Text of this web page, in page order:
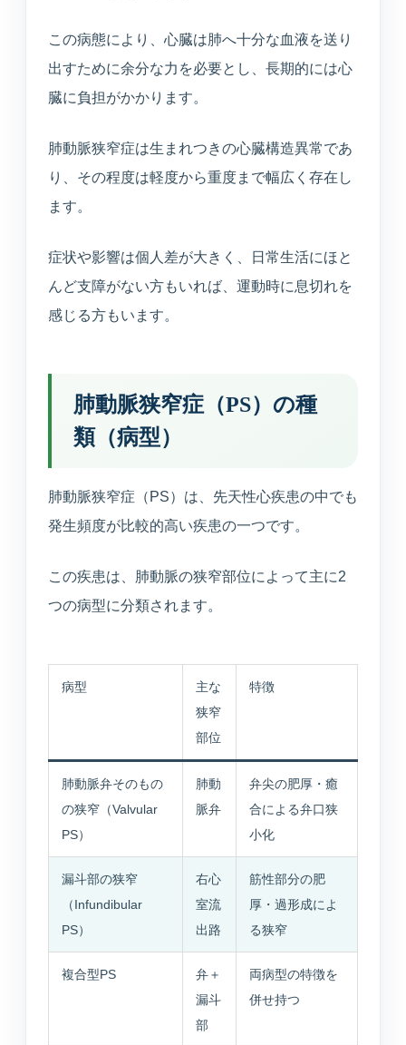
アンチエイジング
プラセンタや点滴療法など、健やかな加齢対策を支
健康診断
予防接種
けます。
連携医療機関
訪問診療・訪問看護
施設入居者中心・24時間365日を意識した連携
美容医療
庄内プライベートクリニック
空室状況
現在の空き状況を見る
入居相談室
訪問介護事業所
ご自宅や施設での生活支援
通所介護事業所いぶき
この病態により、心臓は肺へ十分な血液を送り
出すために余分な力を必要とし、長期的には心
臓に負担がかかります。
肺動脈狭窄症は生まれつきの心臓構造異常であ
り、その程度は軽度から重度まで幅広く存在し
ます。
症状や影響は個人差が大きく、日常生活にほと
んど支障がない方もいれば、運動時に息切れを
感じる方もいます。
肺動脈狭窄症（PS）の種
類（病型）
肺動脈狭窄症（PS）は、先天性心疾患の中でも
発生頻度が比較的高い疾患の一つです。
この疾患は、肺動脈の狭窄部位によって主に2
つの病型に分類されます。
病型
主な
狭窄
部位
特徴
肺動脈弁そのもの
の狭窄（Valvular
PS）
肺動
脈弁
弁尖の肥厚・癒
合による弁口狭
小化
漏斗部の狭窄
（Infundibular
PS）
右心
室流
出路
筋性部分の肥
厚・過形成によ
る狭窄
複合型PS
弁＋
漏斗
部
両病型の特徴を
併せ持つ